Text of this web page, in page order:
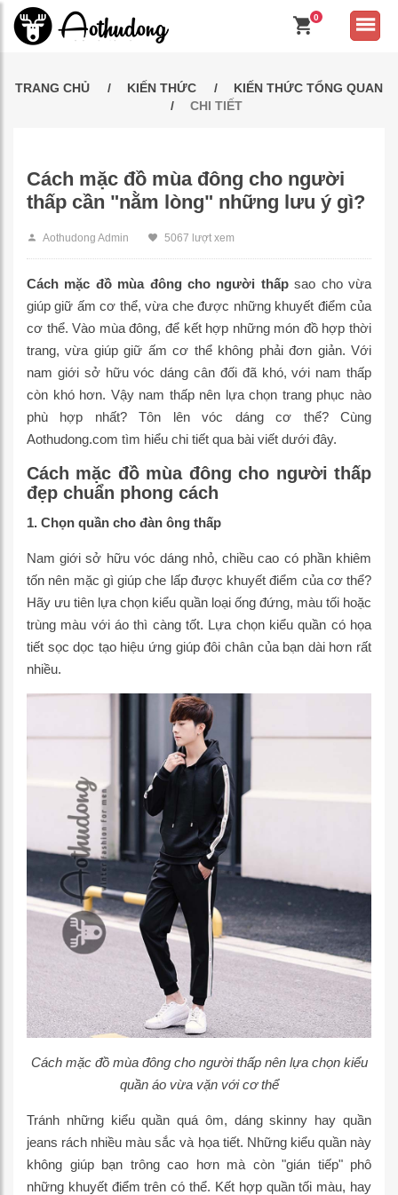
0
TRANG CHỦ KIẾN THỨC
KIẾN THỨC TỔNG QUAN
CHI TIẾT
Cách mặc đồ mùa đông cho người
thấp cần "nằm lòng" những lưu ý gì?
Aothudong Admin 5067 lượt xem
Cách mặc đồ mùa đông cho người thấpsao cho vừa
giúp giữ ấm cơ thể, vừa che được những khuyết điểm của
cơ thể. Vào mùa đông, để kết hợp những món đồ hợp thời
trang, vừa giúp giữ ấm cơ thể không phải đơn giản. Với
nam giới sở hữu vóc dáng cân đối đã khó, với nam thấp
còn khó hơn. Vậy nam thấp nên lựa chọn trang phục nào
phù hợp nhất? Tôn lên vóc dáng cơ thể? Cùng
Aothudong.com tìm hiểu chi tiết qua bài viết dưới đây.
Cách mặc đồ mùa đông cho người thấp
đẹp chuẩn phong cách
1. Chọn quần cho đàn ông thấp
Nam giới sở hữu vóc dáng nhỏ, chiều cao có phần khiêm
tốn nên mặc gì giúp che lấp được khuyết điểm của cơ thể?
Hãy ưu tiên lựa chọn kiểu quần loại ống đứng, màu tối hoặc
trùng màu với áo thì càng tốt. Lựa chọn kiểu quần có họa
tiết sọc dọc tạo hiệu ứng giúp đôi chân của bạn dài hơn rất
nhiều.
Cách mặc đồ mùa đông cho người thấp nên lựa chọn kiểu
quần áo vừa vặn với cơ thể
Tránh những kiểu quần quá ôm, dáng skinny hay quần
jeans rách nhiều màu sắc và họa tiết. Những kiểu quần này
không giúp bạn trông cao hơn mà còn "gián tiếp" phô
những khuyết điểm trên có thể. Kết hợp quần tối màu, hay